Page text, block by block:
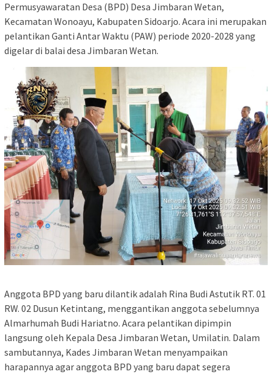
Permusyawaratan Desa (BPD) Desa Jimbaran Wetan,
Kecamatan Wonoayu, Kabupaten Sidoarjo. Acara ini merupakan
pelantikan Ganti Antar Waktu (PAW) periode 2020-2028 yang
digelar di balai desa Jimbaran Wetan.
Anggota BPD yang baru dilantik adalah Rina Budi Astutik RT. 01
RW. 02 Dusun Ketintang, menggantikan anggota sebelumnya
Almarhumah Budi Hariatno. Acara pelantikan dipimpin
langsung oleh Kepala Desa Jimbaran Wetan, Umilatin. Dalam
sambutannya, Kades Jimbaran Wetan menyampaikan
harapannya agar anggota BPD yang baru dapat segera